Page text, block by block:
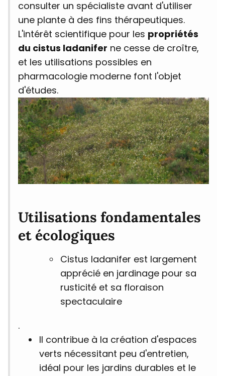
consulter un spécialiste avant d'utiliser
une plante à des fins thérapeutiques.
L'intérêt scientifique pour les propriétés
du cistus ladanifer ne cesse de croître,
et les utilisations possibles en
pharmacologie moderne font l'objet
d'études.
Utilisations fondamentales
et écologiques
Cistus ladanifer est largement
apprécié en jardinage pour sa
rusticité et sa floraison
spectaculaire
.
Il contribue à la création d'espaces
verts nécessitant peu d'entretien,
idéal pour les jardins durables et le